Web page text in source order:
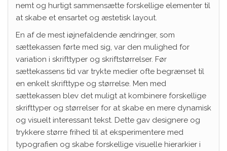
nemt og hurtigt sammensætte forskellige elementer til
at skabe et ensartet og æstetisk layout.
En af de mest iøjnefaldende ændringer, som
sættekassen førte med sig, var den mulighed for
variation i skrifttyper og skriftstørrelser. Før
sættekassens tid var trykte medier ofte begrænset til
en enkelt skrifttype og størrelse. Men med
sættekassen blev det muligt at kombinere forskellige
skrifttyper og størrelser for at skabe en mere dynamisk
og visuelt interessant tekst. Dette gav designere og
trykkere større frihed til at eksperimentere med
typografien og skabe forskellige visuelle hierarkier i